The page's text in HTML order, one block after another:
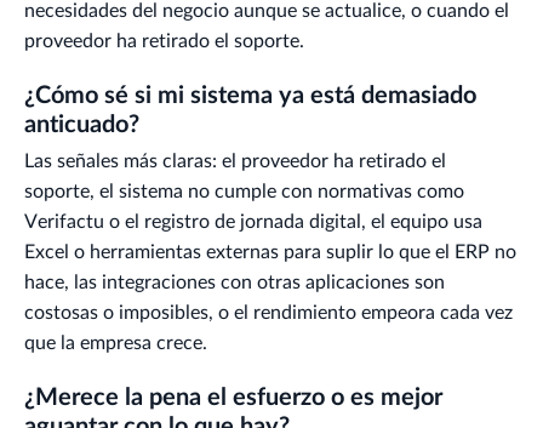
necesidades del negocio aunque se actualice, o cuando el
proveedor ha retirado el soporte.
¿Cómo sé si mi sistema ya está demasiado
anticuado?
Las señales más claras: el proveedor ha retirado el
soporte, el sistema no cumple con normativas como
Verifactu o el registro de jornada digital, el equipo usa
Excel o herramientas externas para suplir lo que el ERP no
hace, las integraciones con otras aplicaciones son
costosas o imposibles, o el rendimiento empeora cada vez
que la empresa crece.
¿Merece la pena el esfuerzo o es mejor